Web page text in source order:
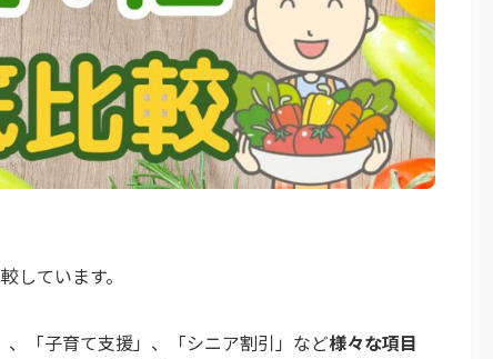
しています。
、「子育て支援」、「シニア割引」など様々な項目